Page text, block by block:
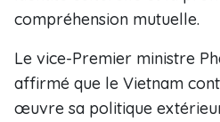
compréhension mutuelle.
Le vice-Premier ministre
affirmé que le Vietnam
œuvre sa politique